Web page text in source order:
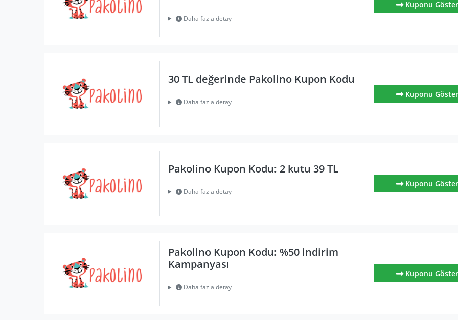
Daha fazla detay
Kuponu Göster
30 TL değerinde Pakolino Kupon Kodu
Daha fazla detay
Kuponu Göster
Pakolino Kupon Kodu: 2 kutu 39 TL
Daha fazla detay
Kuponu Göster
Pakolino Kupon Kodu: %50 indirim
Kampanyası
Daha fazla detay
Kuponu Göster